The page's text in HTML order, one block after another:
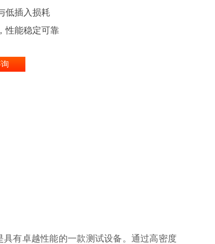
低插入损耗
性能稳定可靠
有卓越性能的一款测试设备。通过高密度